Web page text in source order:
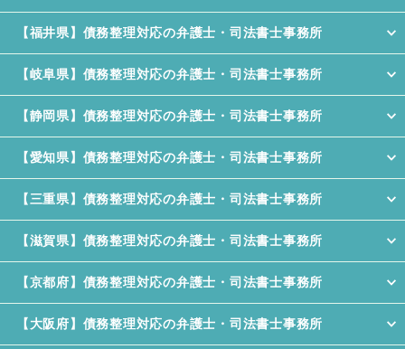
【福井県】債務整理対応の弁護士・司法書士事務所
【岐阜県】債務整理対応の弁護士・司法書士事務所
【静岡県】債務整理対応の弁護士・司法書士事務所
【愛知県】債務整理対応の弁護士・司法書士事務所
【三重県】債務整理対応の弁護士・司法書士事務所
【滋賀県】債務整理対応の弁護士・司法書士事務所
【京都府】債務整理対応の弁護士・司法書士事務所
【大阪府】債務整理対応の弁護士・司法書士事務所